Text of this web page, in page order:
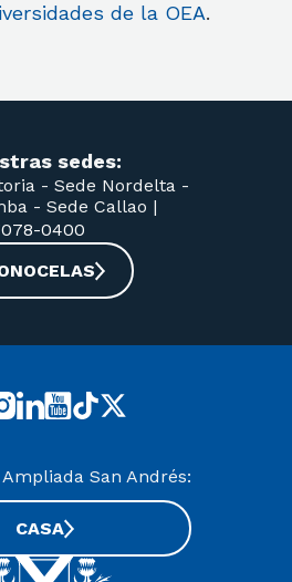
de la OEA.
sedes:
- Sede Nordelta -
- Sede Callao |
0400
San Andrés:
CASA